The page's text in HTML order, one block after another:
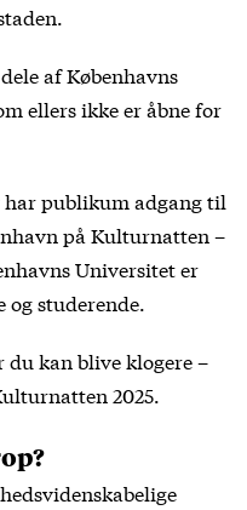
af Københavns
ellers ikke er åbne for
har publikum adgang til
på Kulturnatten –
Universitet er
studerende.
du kan blive klogere –
2025.